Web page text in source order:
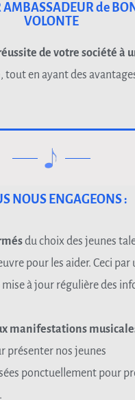
AMBASSADEUR de
VOLONTE
de votre société à
, tout en ayant des
NOUS ENGAGEONS :
du choix des jeunes
pour les aider. Ceci
à jour régulière des
manifestations
présenter nos jeunes
ponctuellement pour